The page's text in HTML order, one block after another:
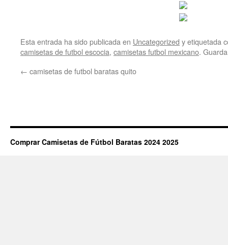
Esta entrada ha sido publicada en Uncategorized y etiquetada
camisetas de futbol escocia, camisetas futbol mexicano.
← camisetas de futbol baratas quito
Comprar Camisetas de Fútbol Baratas 2024 2025